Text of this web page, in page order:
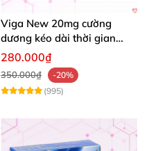
Viga New 20mg cường
dương kéo dài thời gian
tăng khoái cảm hộp 4 viên
280.000₫
350.000₫
-20%
(995)